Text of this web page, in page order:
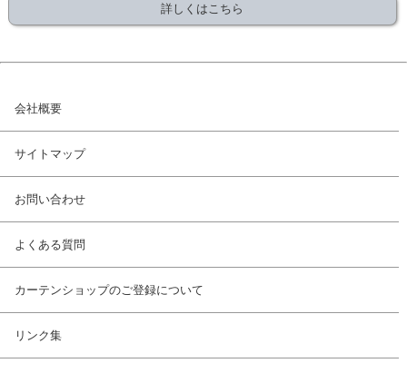
詳しくはこちら
会社概要
サイトマップ
お問い合わせ
よくある質問
カーテンショップのご登録について
リンク集